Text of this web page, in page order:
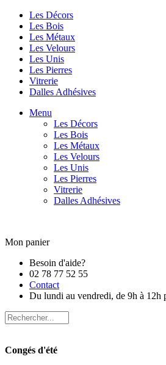
Les Décors
Les Bois
Les Métaux
Les Velours
Les Unis
Les Pierres
Vitrerie
Dalles Adhésives
Menu
Les Décors
Les Bois
Les Métaux
Les Velours
Les Unis
Les Pierres
Vitrerie
Dalles Adhésives
Mon panier
Besoin d'aide?
02 78 77 52 55
Contact
Du lundi au vendredi, de 9h à 12h
Congés d'été